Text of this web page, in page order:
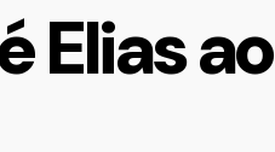
Elias ao